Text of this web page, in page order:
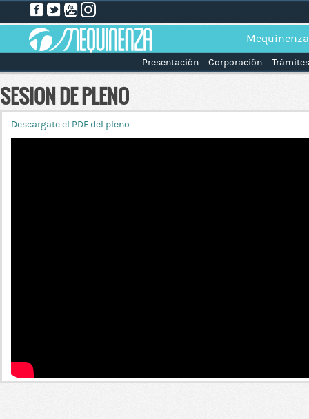
Mequinenza
Presentación Corporación Trámites
SESION DE PLENO
Descargate el PDF del pleno